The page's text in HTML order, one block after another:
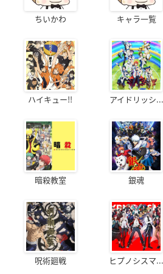
ちいかわ キャラ一覧
ハイキュー!! アイドリッシ...
暗殺教室 銀魂
呪術廻戦 ヒプノシスマ...